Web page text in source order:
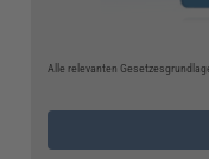
Alle relevanten